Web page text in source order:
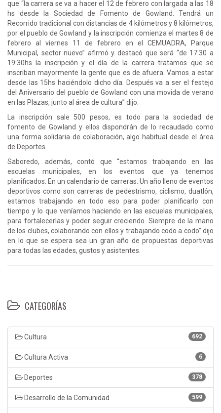
que “la carrera se va a hacer el 12 de febrero con largada a las 18
hs desde la Sociedad de Fomento de Gowland. Tendrá un
Recorrido tradicional con distancias de 4 kilómetros y 8 kilómetros,
por el pueblo de Gowland y la inscripción comienza el martes 8 de
febrero al viernes 11 de febrero en el CEMUADRA, Parque
Municipal, sector nuevo” afirmó y destacó que será “de 17:30 a
19:30hs la inscripción y el día de la carrera tratamos que se
inscriban mayormente la gente que es de afuera. Vamos a estar
desde las 15hs haciéndolo dicho día. Después va a ser el festejo
del Aniversario del pueblo de Gowland con una movida de verano
en las Plazas, junto al área de cultura” dijo.
La inscripción sale 500 pesos, es todo para la sociedad de
fomento de Gowland y ellos dispondrán de lo recaudado como
una forma solidaria de colaboración, algo habitual desde el área
de Deportes.
Saboredo, además, contó que “estamos trabajando en las
escuelas municipales, en los eventos que ya tenemos
planificados. En un calendario de carreras. Un año lleno de eventos
deportivos como son carreras de pedestrismo, ciclismo, duatlón,
estamos trabajando en todo eso para poder planificarlo con
tiempo y lo que veníamos haciendo en las escuelas municipales,
para fortalecerlas y poder seguir creciendo. Siempre de la mano
de los clubes, colaborando con ellos y trabajando codo a codo” dijo
en lo que se espera sea un gran año de propuestas deportivas
para todas las edades, gustos y asistentes.
CATEGORÍAS
692
Cultura
6
Cultura Activa
378
Deportes
599
Desarrollo de la Comunidad